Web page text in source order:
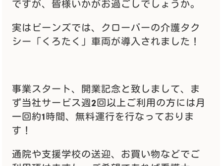
ですが、皆様いかがお過ごしでしょうか。
実はビーンズでは、クローバーの介護タク
シー「くろたく」車両が導入されました！
事業スタート、開業記念と致しまして、ま
ず当社サービス週2回以上ご利用の方には月
一回約1時間、無料運行を行なっておりま
す！
通院や支援学校の送迎、お買い物などでご